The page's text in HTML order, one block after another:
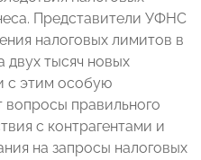
Представители УФНС
налоговых лимитов в
двух тысяч новых
с этим особую
вопросы правильного
с контрагентами и
на запросы налоговых